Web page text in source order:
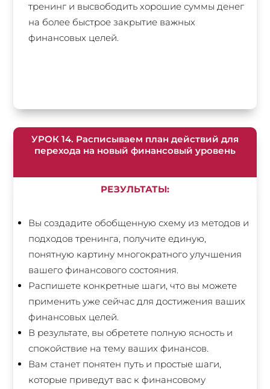
тренинг и высвободить хорошие суммы денег
на более быстрое закрытие важных
финансовых целей.
УРОК 14. Расписываем план действий для
перехода на новый финансовый уровень
РЕЗУЛЬТАТЫ:
Вы создадите обобщенную схему из методов и
подходов тренинга, получите единую,
понятную картину многократного улучшения
вашего финансового состояния.
Распишете конкретные шаги, что вы можете
применить уже сейчас для достижения ваших
финансовых целей.
В результате, вы обретете полную ясность и
спокойствие на тему ваших финансов.
Вам станет понятен путь и простые шаги,
которые приведут вас к финансовому